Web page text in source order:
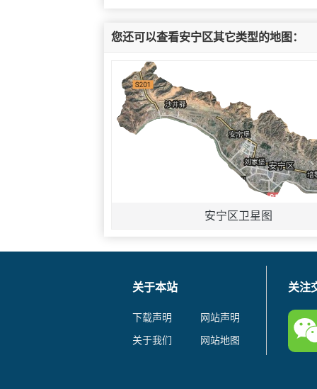
您还可以查看安宁区其它类型的地图：
安宁区卫星图
关于本站
下载声明
网站声明
关于我们
网站地图
关注